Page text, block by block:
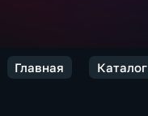
Главная Каталог